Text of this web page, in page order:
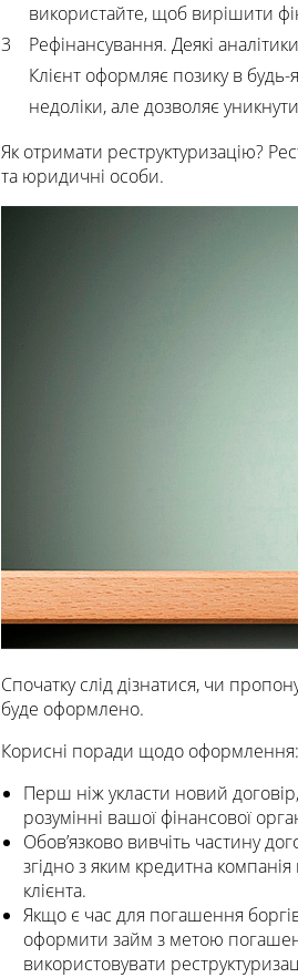
використайте, щоб вирішити
Рефінансування. Деякі
Клієнт оформляє позику в будь-
недоліки, але дозволяє
Як отримати реструктуризацію?
та юридичні особи.
Спочатку слід дізнатися, чи
буде оформлено.
Корисні поради щодо оформлення:
Перш ніж укласти новий
розумінні вашої фінансової
Обов’язково вивчіть частину
згідно з яким кредитна
клієнта.
Якщо є час для погашення
оформити займ з метою
використовувати